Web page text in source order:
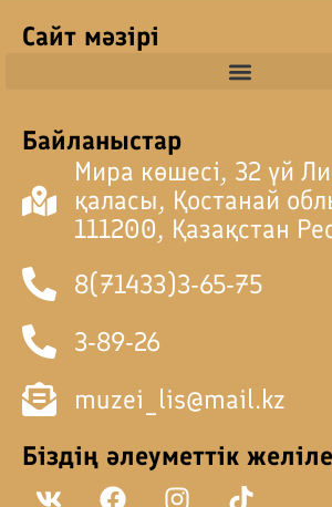
Сайт мәзірі
Байланыстар
Мира көшесі, 32 үй
қаласы, Қостанай
111200, Қазақстан
8(71433)3-65-75
3-89-26
muzei_lis@mail.kz
Біздің әлеуметтік
V
F
I
T